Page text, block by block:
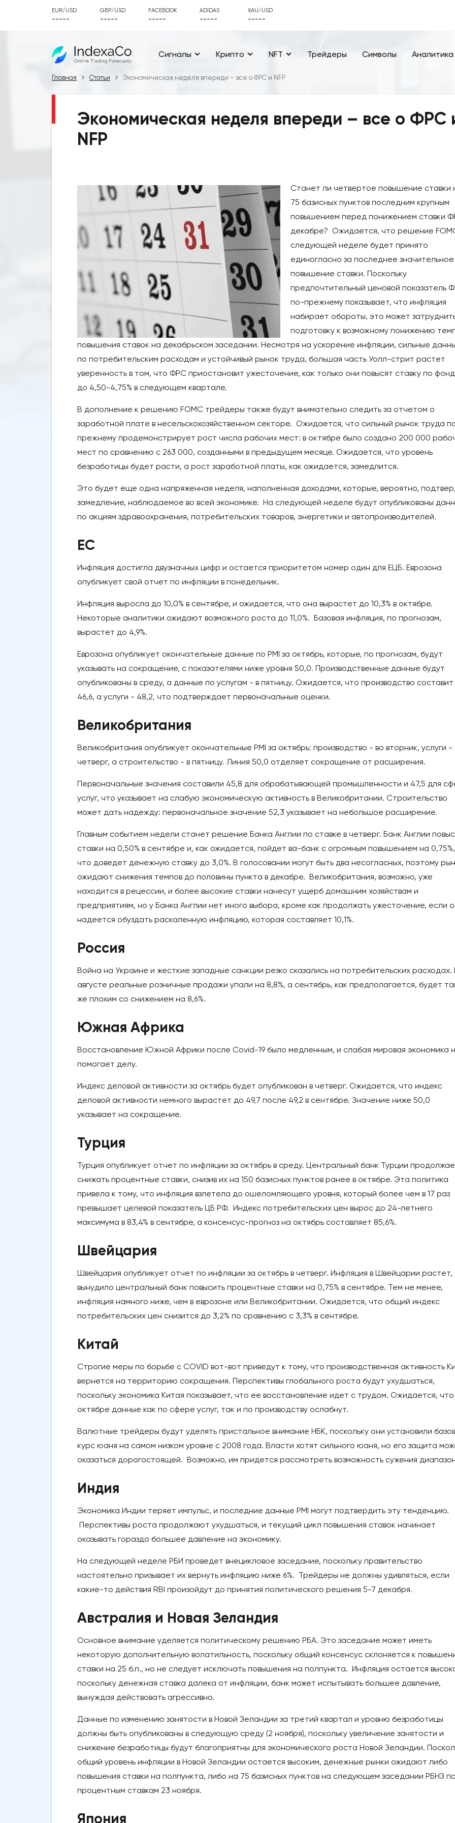
EUR/USD
-----
GBP/USD
-----
FACEBOOK
-----
ADIDAS
-----
XAU/USD
-----
Сигналы Крипто NFT Трейдеры Символы Аналитика
Главная Статьи Экономическая неделя впереди – все о ФРС и NFP
Экономическая неделя впереди – все о ФРС
NFP
Станет ли четвертое повышение ставки
75 базисных пунктов последним крупным
повышением перед понижением ставки
декабре? Ожидается, что решение
следующей неделе будет принято
единогласно за последнее значительное
повышение ставки. Поскольку
предпочтительный ценовой показатель
по-прежнему показывает, что инфляция
набирает обороты, это может
подготовку к возможному понижению
повышения ставок на декабрьском заседании. Несмотря на ускорение инфляции, сильные
по потребительским расходам и устойчивый рынок труда, большая часть Уолл-стрит растет
уверенность в том, что ФРС приостановит ужесточение, как только они повысят ставку по
до 4,50-4,75% в следующем квартале.
В дополнение к решению FOMC трейдеры также будут внимательно следить за отчетом о
заработной плате в несельскохозяйственном секторе. Ожидается, что сильный рынок труда
прежнему продемонстрирует рост числа рабочих мест: в октябре было создано 200 000
мест по сравнению с 263 000, созданными в предыдущем месяце. Ожидается, что уровень
безработицы будет расти, а рост заработной платы, как ожидается, замедлится.
Это будет еще одна напряженная неделя, наполненная доходами, которые, вероятно,
замедление, наблюдаемое во всей экономике. На следующей неделе будут опубликованы
по акциям здравоохранения, потребительских товаров, энергетики и автопроизводителей.
ЕС
Инфляция достигла двузначных цифр и остается приоритетом номер один для ЕЦБ. Еврозона
опубликует свой отчет по инфляции в понедельник.
Инфляция выросла до 10,0% в сентябре, и ожидается, что она вырастет до 10,3% в октябре.
Некоторые аналитики ожидают возможного роста до 11,0%. Базовая инфляция, по прогнозам,
вырастет до 4,9%.
Еврозона опубликует окончательные данные по PMI за октябрь, которые, по прогнозам, будут
указывать на сокращение, с показателями ниже уровня 50,0. Производственные данные будут
опубликованы в среду, а данные по услугам - в пятницу. Ожидается, что производство составит
46,6, а услуги - 48,2, что подтверждает первоначальные оценки.
Великобритания
Великобритания опубликует окончательные PMI за октябрь: производство - во вторник, услуги -
четверг, а строительство - в пятницу. Линия 50,0 отделяет сокращение от расширения.
Первоначальные значения составили 45,8 для обрабатывающей промышленности и 47,5 для
услуг, что указывает на слабую экономическую активность в Великобритании. Строительство
может дать надежду: первоначальное значение 52,3 указывает на небольшое расширение.
Главным событием недели станет решение Банка Англии по ставке в четверг. Банк Англии
ставки на 0,50% в сентябре и, как ожидается, пойдет ва-банк с огромным повышением на 0,75%,
что доведет денежную ставку до 3,0%. В голосовании могут быть два несогласных, поэтому
ожидают снижения темпов до половины пункта в декабре. Великобритания, возможно, уже
находится в рецессии, и более высокие ставки нанесут ущерб домашним хозяйствам и
предприятиям, но у Банка Англии нет иного выбора, кроме как продолжать ужесточение, если
надеется обуздать раскаленную инфляцию, которая составляет 10,1%.
Россия
Война на Украине и жесткие западные санкции резко сказались на потребительских расходах.
августе реальные розничные продажи упали на 8,8%, а сентябрь, как предполагается, будет
же плохим со снижением на 8,6%.
Южная Африка
Восстановление Южной Африки после Covid-19 было медленным, и слабая мировая экономика
помогает делу.
Индекс деловой активности за октябрь будет опубликован в четверг. Ожидается, что индекс
деловой активности немного вырастет до 49,7 после 49,2 в сентябре. Значение ниже 50,0
указывает на сокращение.
Турция
Турция опубликует отчет по инфляции за октябрь в среду. Центральный банк Турции
снижать процентные ставки, снизив их на 150 базисных пунктов ранее в октябре. Эта политика
привела к тому, что инфляция взлетела до ошеломляющего уровня, который более чем в 17 раз
превышает целевой показатель ЦБ РФ. Индекс потребительских цен вырос до 24-летнего
максимума в 83,4% в сентябре, а консенсус-прогноз на октябрь составляет 85,6%.
Швейцария
Швейцария опубликует отчет по инфляции за октябрь в четверг. Инфляция в Швейцарии растет,
вынудило центральный банк повысить процентные ставки на 0,75% в сентябре. Тем не менее,
инфляция намного ниже, чем в еврозоне или Великобритании. Ожидается, что общий индекс
потребительских цен снизится до 3,2% по сравнению с 3,3% в сентябре.
Китай
Строгие меры по борьбе с COVID вот-вот приведут к тому, что производственная активность
вернется на территорию сокращения. Перспективы глобального роста будут ухудшаться,
поскольку экономика Китая показывает, что ее восстановление идет с трудом. Ожидается, что
октябре данные как по сфере услуг, так и по производству ослабнут.
Валютные трейдеры будут уделять пристальное внимание НБК, поскольку они установили
курс юаня на самом низком уровне с 2008 года. Власти хотят сильного юаня, но его защита
оказаться дорогостоящей. Возможно, им придется рассмотреть возможность сужения
Индия
Экономика Индии теряет импульс, и последние данные PMI могут подтвердить эту тенденцию.
Перспективы роста продолжают ухудшаться, и текущий цикл повышения ставок начинает
оказывать гораздо большее давление на экономику.
На следующей неделе РБИ проведет внецикловое заседание, поскольку правительство
настоятельно призывает их вернуть инфляцию ниже 6%. Трейдеры не должны удивляться, если
какие-то действия RBI произойдут до принятия политического решения 5-7 декабря.
Австралия и Новая Зеландия
Основное внимание уделяется политическому решению РБА. Это заседание может иметь
некоторую дополнительную волатильность, поскольку общий консенсус склоняется к
ставки на 25 б.п., но не следует исключать повышения на полпункта. Инфляция остается
поскольку денежная ставка далека от инфляции, банк может испытывать большее давление,
вынуждая действовать агрессивно.
Данные по изменению занятости в Новой Зеландии за третий квартал и уровню безработицы
должны быть опубликованы в следующую среду (2 ноября), поскольку увеличение занятости и
снижение безработицы будут благоприятны для экономического роста Новой Зеландии.
общий уровень инфляции в Новой Зеландии остается высоким, денежные рынки ожидают либо
повышения ставки на полпункта, либо на 75 базисных пунктов на следующем заседании РБНЗ по
процентным ставкам 23 ноября.
Япония